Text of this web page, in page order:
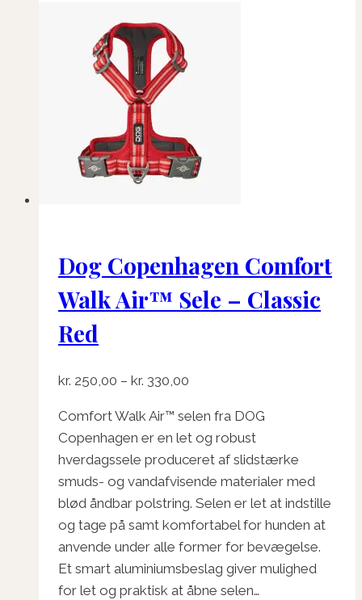
Dog Copenhagen Comfort
Walk Air™ Sele – Classic
Red
kr. 250,00 – kr. 330,00
til
kr. 330,00
Comfort Walk Air™ selen fra DOG
Copenhagen er en let og robust
hverdagssele produceret af slidstærke
smuds- og vandafvisende materialer med
blød åndbar polstring. Selen er let at indstille
og tage på samt komfortabel for hunden at
anvende under alle former for bevægelse.
Et smart aluminiumsbeslag giver mulighed
for let og praktisk at åbne selen…